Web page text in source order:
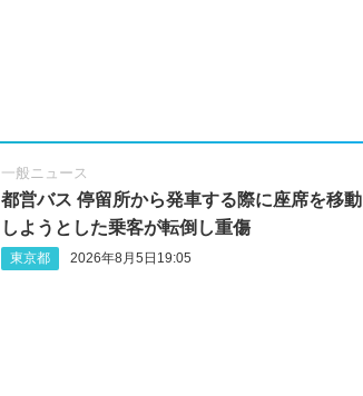
一般ニュース
都営バス 停留所から発車する際に座席を移動
しようとした乗客が転倒し重傷
東京都 2026年8月5日19:05